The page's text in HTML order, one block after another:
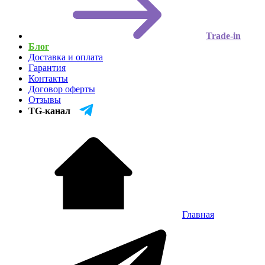
Trade-in
Блог
Доставка и оплата
Гарантия
Контакты
Договор оферты
Отзывы
TG-канал
Главная